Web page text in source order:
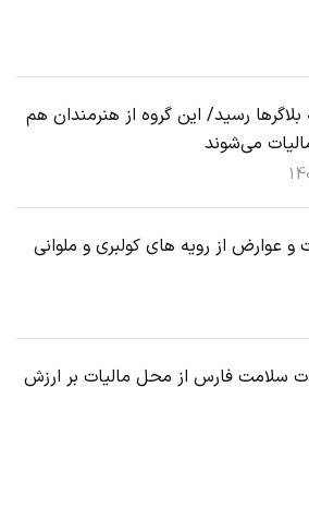
بلاگرها رسید/ این گروه از هنرمندان هم
می‌شوند
و عوارض از رویه های کولبری و ملوانی
سلامت فارس از محل مالیات بر ارزش